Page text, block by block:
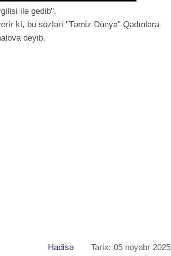
ilə gedib".
ki, bu sözləri "Təmiz Dünya" Qadınlara
deyib.
Hadisə Tarix: 05 noyabr 2025